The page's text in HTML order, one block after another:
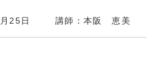
25日 講師：本阪 恵美